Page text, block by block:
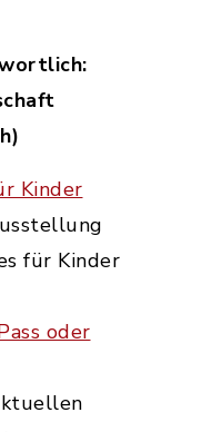
Kinder
für Kinder
oder